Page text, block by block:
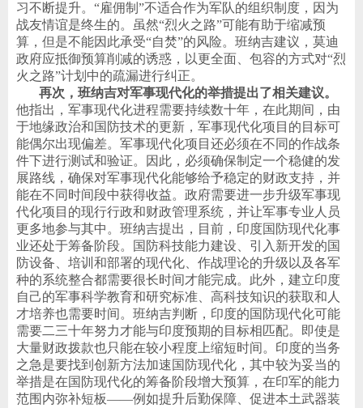
习不断提升。 “雇佣制 ”不适合作为军队的组织制度，因为
战友情谊是终生的。虽然“烈火之路”可能有助于缩减预
算，但是不能因此承受“自焚”的风险。班纳吉建议，莫迪
政府应抵御预算削减的诱惑，以更全面、包容的方式对“烈
火之路”计划中的疏漏进行纠正。
再次，班纳吉对军事现代化的举措提出了相关建议。
他指出，军事现代化进程需要持续数十年，在此期间，由
于地缘政治和国防技术的更新，军事现代化项目的目标可
能偶尔出现偏差。军事现代化项目还必须在不同的作战条
件下进行测试和验证。因此，必须确保制定一个稳健的发
展路线，确保对军事现代化能够给予稳定的财政支持，并
能在不同时间段中获得收益。政府需要进一步升级军事现
代化项目的现行行政和财政管理系统，并让军事专业人员
更多地参与其中。班纳吉提出，目前，印度国防现代化事
业还处于筹备阶段。国防科技能力建设、引入新开发的国
防设备、培训和部署的现代化、作战理论的升级以及各军
种的系统整合都需要很长时间才能完成。此外，建立印度
自己的军事科学教育和研究标准、高科技知识的获取和人
才培养也需要时间。班纳吉判断，印度的国防现代化可能
需要二三十年努力才能与印度预期的目标相匹配。即使是
大量财政拨款也只能在较小程度上缩短时间。印度的当务
之急是要找到创新方法加速国防现代化，其中较为妥当的
举措是在国防现代化的筹备阶段增大预算，在印军的能力
范围内弥补短板——例如提升后勤保障、促进本土武器装